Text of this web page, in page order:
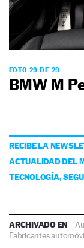
FOTO 29 DE 29
BMW M
RECIBE LA
ACTUALIDAD DEL
TECNOLOGÍA,
ARCHIVADO EN
Fabricantes